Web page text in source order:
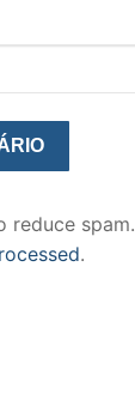
reduce spam.
.